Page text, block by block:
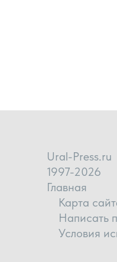
Ural-Press.ru
1997-2026
Главная
Карта
Написать
Условия